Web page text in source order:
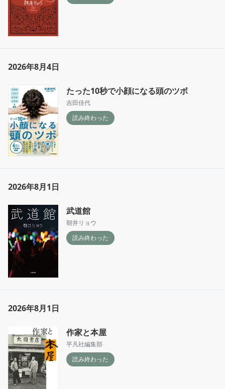
2026年8月4日
たった10秒で小顔になる頭のツボ
吉田佳代
読み終わった
2026年8月1日
武道館
朝井リョウ
読み終わった
2026年8月1日
作家と本屋
平凡社編集部
読み終わった